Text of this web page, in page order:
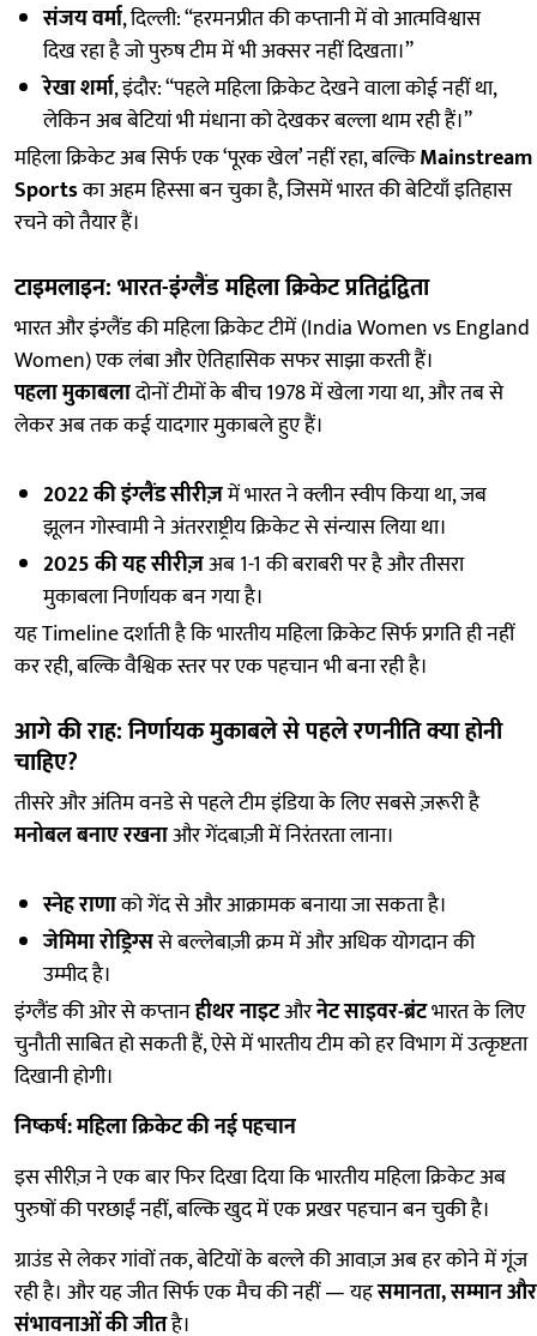
संजय वर्मा, दिल्ली: “हरमनप्रीत की कप्तानी में वो आत्मविश्वास
दिख रहा है जो पुरुष टीम में भी अक्सर नहीं दिखता।”
रेखा शर्मा, इंदौर: “पहले महिला क्रिकेट देखने वाला कोई नहीं था,
लेकिन अब बेटियां भी मंधाना को देखकर बल्ला थाम रही हैं।”
महिला क्रिकेट अब सिर्फ एक ‘पूरक खेल’ नहीं रहा, बल्किMainstream
Sportsका अहम हिस्सा बन चुका है, जिसमें भारत की बेटियाँ इतिहास
रचने को तैयार हैं।
टाइमलाइन: भारत-इंग्लैंड महिला क्रिकेट प्रतिद्वंद्विता
भारत और इंग्लैंड की महिला क्रिकेट टीमें (India Women vs England
Women) एक लंबा और ऐतिहासिक सफर साझा करती हैं।
पहला मुकाबलादोनों टीमों के बीच 1978 में खेला गया था, और तब से
लेकर अब तक कई यादगार मुकाबले हुए हैं।
2022 की इंग्लैंड सीरीज़में भारत ने क्लीन स्वीप किया था, जब
झूलन गोस्वामी ने अंतरराष्ट्रीय क्रिकेट से संन्यास लिया था।
2025 की यह सीरीज़अब 1-1 की बराबरी पर है और तीसरा
मुकाबला निर्णायक बन गया है।
यह Timeline दर्शाती है कि भारतीय महिला क्रिकेट सिर्फ प्रगति ही नहीं
कर रही, बल्कि वैश्विक स्तर पर एक पहचान भी बना रही है।
आगे की राह: निर्णायक मुकाबले से पहले रणनीति क्या होनी
चाहिए?
तीसरे और अंतिम वनडे से पहले टीम इंडिया के लिए सबसे ज़रूरी है
मनोबल बनाए रखनाऔर गेंदबाज़ी में निरंतरता लाना।
स्नेह राणाको गेंद से और आक्रामक बनाया जा सकता है।
जेमिमा रोड्रिग्ससे बल्लेबाज़ी क्रम में और अधिक योगदान की
उम्मीद है।
इंग्लैंड की ओर से कप्तानहीथर नाइटऔरनेट साइवर-ब्रंटभारत के लिए
चुनौती साबित हो सकती हैं, ऐसे में भारतीय टीम को हर विभाग में उत्कृष्टता
दिखानी होगी।
निष्कर्ष: महिला क्रिकेट की नई पहचान
इस सीरीज़ ने एक बार फिर दिखा दिया कि भारतीय महिला क्रिकेट अब
पुरुषों की परछाईं नहीं, बल्कि खुद में एक प्रखर पहचान बन चुकी है।
ग्राउंड से लेकर गांवों तक, बेटियों के बल्ले की आवाज़ अब हर कोने में गूंज
रही है। और यह जीत सिर्फ एक मैच की नहीं — यहसमानता, सम्मान और
संभावनाओं की जीतहै।